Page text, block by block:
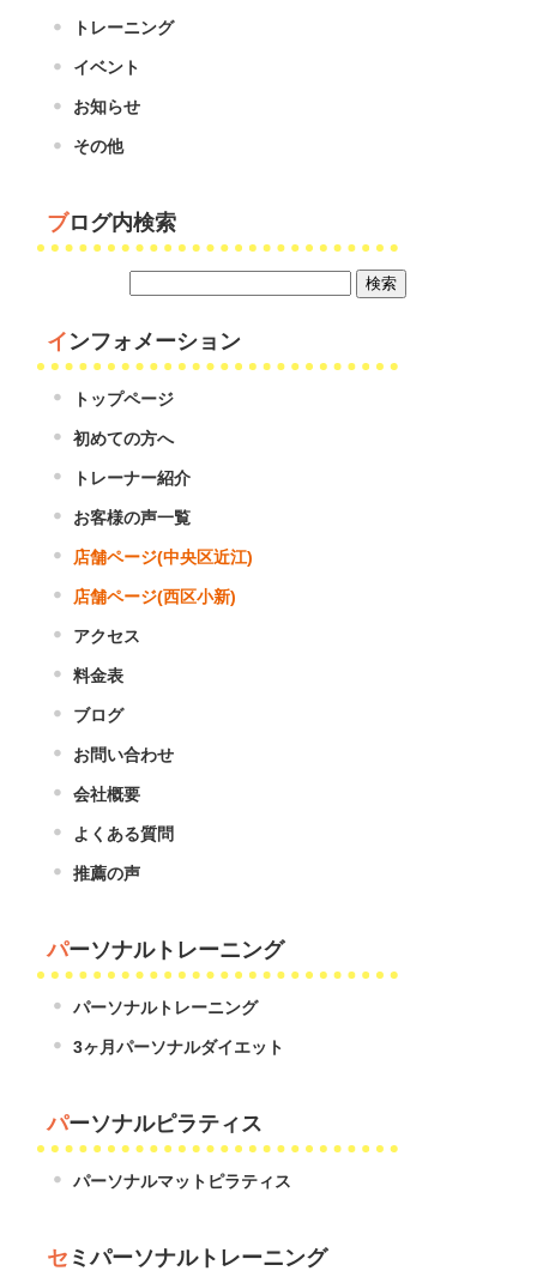
トレーニング
イベント
お知らせ
その他
ブログ内検索
インフォメーション
トップページ
初めての方へ
トレーナー紹介
お客様の声一覧
店舗ページ(中央区近江)
店舗ページ(西区小新)
アクセス
料金表
ブログ
お問い合わせ
会社概要
よくある質問
推薦の声
パーソナルトレーニング
パーソナルトレーニング
3ヶ月パーソナルダイエット
パーソナルピラティス
パーソナルマットピラティス
セミパーソナルトレーニング